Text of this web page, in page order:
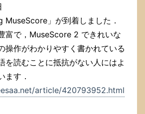
MuseScore」が到着しました．
富で，MuseScore 2 できれいな
操作がわかりやすく書かれている
を読むことに抵抗がない人にはよ
ます．
article/420793952.html